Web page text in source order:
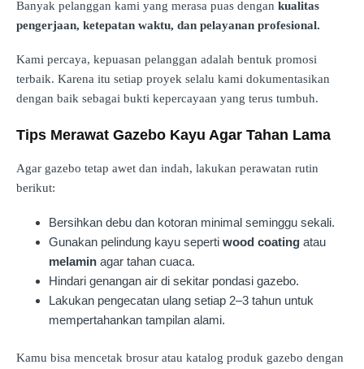
Banyak pelanggan kami yang merasa puas dengan kualitas
pengerjaan, ketepatan waktu, dan pelayanan profesional.
Kami percaya, kepuasan pelanggan adalah bentuk promosi
terbaik. Karena itu setiap proyek selalu kami dokumentasikan
dengan baik sebagai bukti kepercayaan yang terus tumbuh.
Tips Merawat Gazebo Kayu Agar Tahan Lama
Agar gazebo tetap awet dan indah, lakukan perawatan rutin
berikut:
Bersihkan debu dan kotoran minimal seminggu sekali.
Gunakan pelindung kayu seperti wood coating atau
melamin agar tahan cuaca.
Hindari genangan air di sekitar pondasi gazebo.
Lakukan pengecatan ulang setiap 2–3 tahun untuk
mempertahankan tampilan alami.
Kamu bisa mencetak brosur atau katalog produk gazebo dengan